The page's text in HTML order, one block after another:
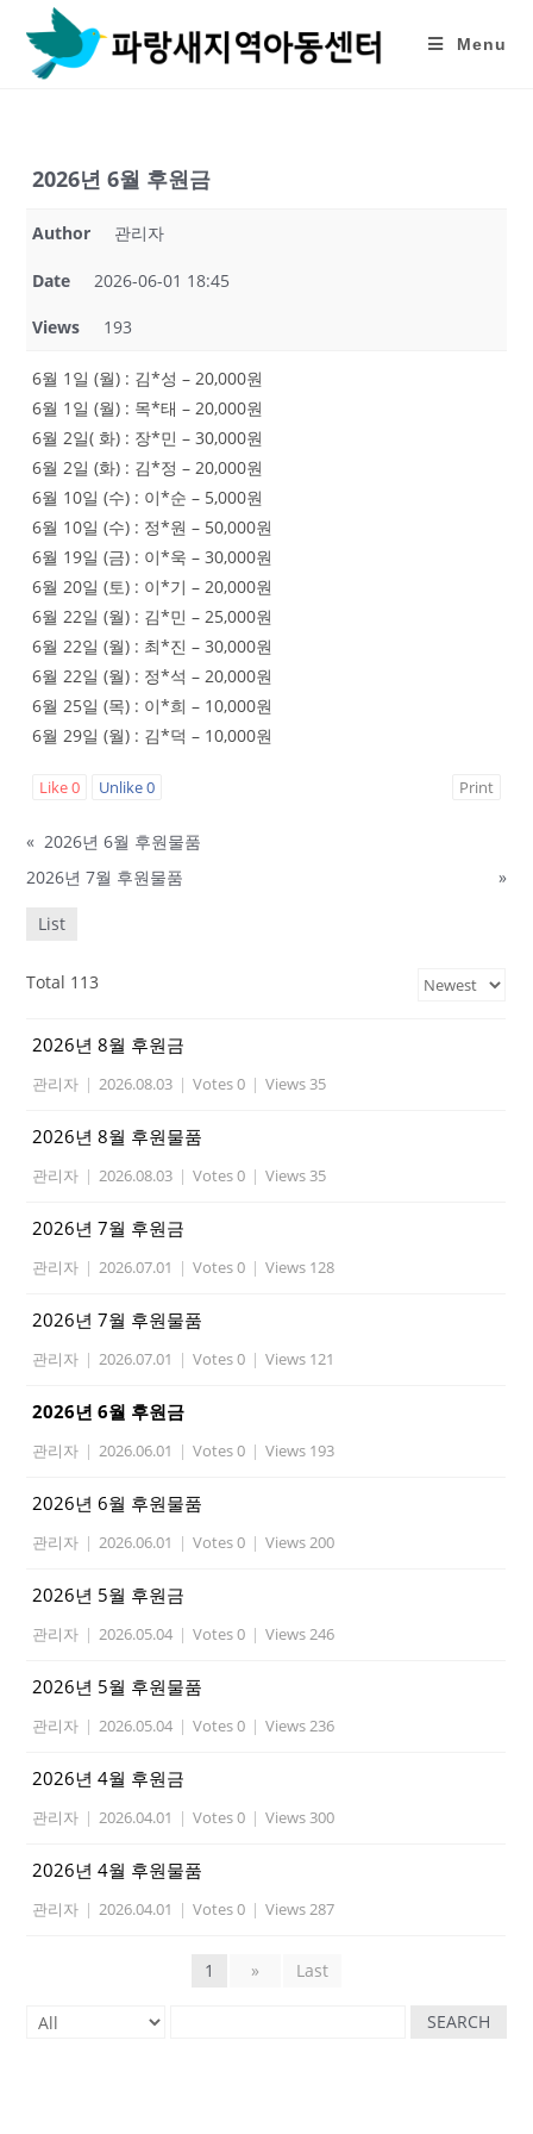
content
Menu
2026년 6월 후원금
Author 관리자
Date 2026-06-01 18:45
Views 193
6월 1일 (월) : 김*성 – 20,000원
6월 1일 (월) : 목*태 – 20,000원
6월 2일( 화) : 장*민 – 30,000원
6월 2일 (화) : 김*정 – 20,000원
6월 10일 (수) : 이*순 – 5,000원
6월 10일 (수) : 정*원 – 50,000원
6월 19일 (금) : 이*욱 – 30,000원
6월 20일 (토) : 이*기 – 20,000원
6월 22일 (월) : 김*민 – 25,000원
6월 22일 (월) : 최*진 – 30,000원
6월 22일 (월) : 정*석 – 20,000원
6월 25일 (목) : 이*희 – 10,000원
6월 29일 (월) : 김*덕 – 10,000원
Like0 Unlike0 Print
« 2026년 6월 후원물품
2026년 7월 후원물품
»
List
Total 113
2026년 8월 후원금
관리자 | 2026.08.03 | Votes 0 | Views 35
2026년 8월 후원물품
관리자 | 2026.08.03 | Votes 0 | Views 35
2026년 7월 후원금
관리자 | 2026.07.01 | Votes 0 | Views 128
2026년 7월 후원물품
관리자 | 2026.07.01 | Votes 0 | Views 121
2026년 6월 후원금
관리자 | 2026.06.01 | Votes 0 | Views 193
2026년 6월 후원물품
관리자 | 2026.06.01 | Votes 0 | Views 200
2026년 5월 후원금
관리자 | 2026.05.04 | Votes 0 | Views 246
2026년 5월 후원물품
관리자 | 2026.05.04 | Votes 0 | Views 236
2026년 4월 후원금
관리자 | 2026.04.01 | Votes 0 | Views 300
2026년 4월 후원물품
관리자 | 2026.04.01 | Votes 0 | Views 287
1 » Last
SEARCH